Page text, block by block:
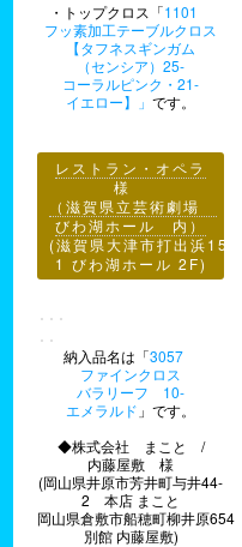
・トップクロス「1101
フッ素加工テーブルクロス
【タフネスギンガム
（センシア）25-
コーラルピンク・21-
イエロー】」です。
レストラン・オペラ
様
（滋賀県立芸術劇場
びわ湖ホール 内）
(滋賀県大津市打出浜15-
1 びわ湖ホール 2F)
納入品名は「3057
ファインクロス
バラリーフ 10-
エメラルド 」です。
◆株式会社 まこと /
内藤屋敷 様
(岡山県井原市芳井町与井44-
2 本店 まこと
岡山県倉敷市船穂町柳井原654
別館 内藤屋敷)